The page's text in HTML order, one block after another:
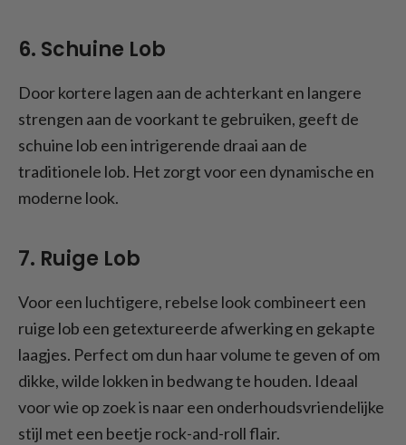
6. Schuine Lob
Door kortere lagen aan de achterkant en langere
strengen aan de voorkant te gebruiken, geeft de
schuine lob een intrigerende draai aan de
traditionele lob. Het zorgt voor een dynamische en
moderne look.
7. Ruige Lob
Voor een luchtigere, rebelse look combineert een
ruige lob een getextureerde afwerking en gekapte
laagjes. Perfect om dun haar volume te geven of om
dikke, wilde lokken in bedwang te houden. Ideaal
voor wie op zoek is naar een onderhoudsvriendelijke
stijl met een beetje rock-and-roll flair.